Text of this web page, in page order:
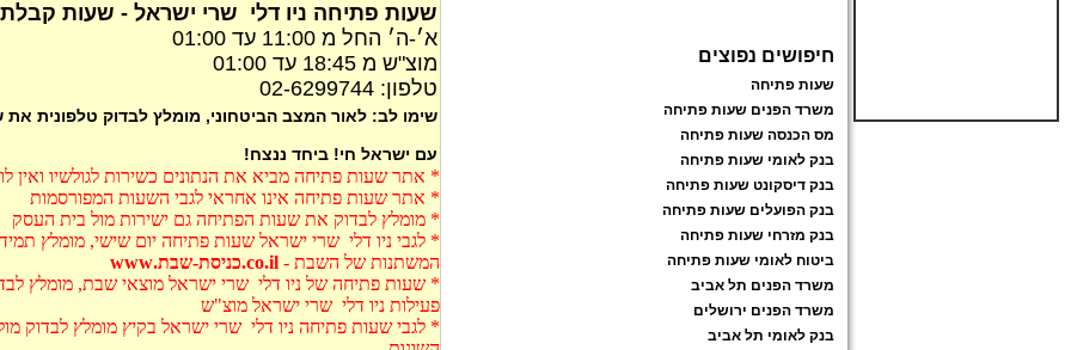
שעות פתיחה ניו דלי שרי ישראל - שעות קבלת
א׳-ה׳ החל מ 11:00 עד 01:00
מוצ"ש מ 18:45 עד 01:00
טלפון: 02-6299744
שימו לב: לאור המצב הביטחוני, מומלץ לבדוק טלפונית
עם ישראל חי! ביחד ננצח!
* אתר שעות פתיחה מביא את הנתונים כשירות לגולשיו
* אתר שעות פתיחה אינו אחראי לגבי השעות המפורסמות
* מומלץ לבדוק את שעות הפתיחה גם ישירות מול בית העסק
* לגבי ניו דלי שרי ישראל שעות פתיחה יום שישי, מומלץ
המשתנות של השבת -co.il.כניסת-שבת.www
* שעות פתיחה של ניו דלי שרי ישראל מוצאי שבת, מומלץ
פעילות ניו דלי שרי ישראל מוצ"ש
* לגבי שעות פתיחה ניו דלי שרי ישראל בקיץ מומלץ לבדוק
חיפושים נפוצים
שעות פתיחה
משרד הפנים שעות פתיחה
מס הכנסה שעות פתיחה
בנק לאומי שעות פתיחה
בנק דיסקונט שעות פתיחה
בנק הפועלים שעות פתיחה
בנק מזרחי שעות פתיחה
ביטוח לאומי שעות פתיחה
משרד הפנים תל אביב
משרד הפנים ירושלים
בנק לאומי תל אביב